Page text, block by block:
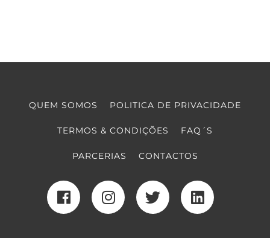
QUEM SOMOS POLITICA DE PRIVACIDADE
TERMOS & CONDIÇÕES FAQ´S
PARCERIAS CONTACTOS